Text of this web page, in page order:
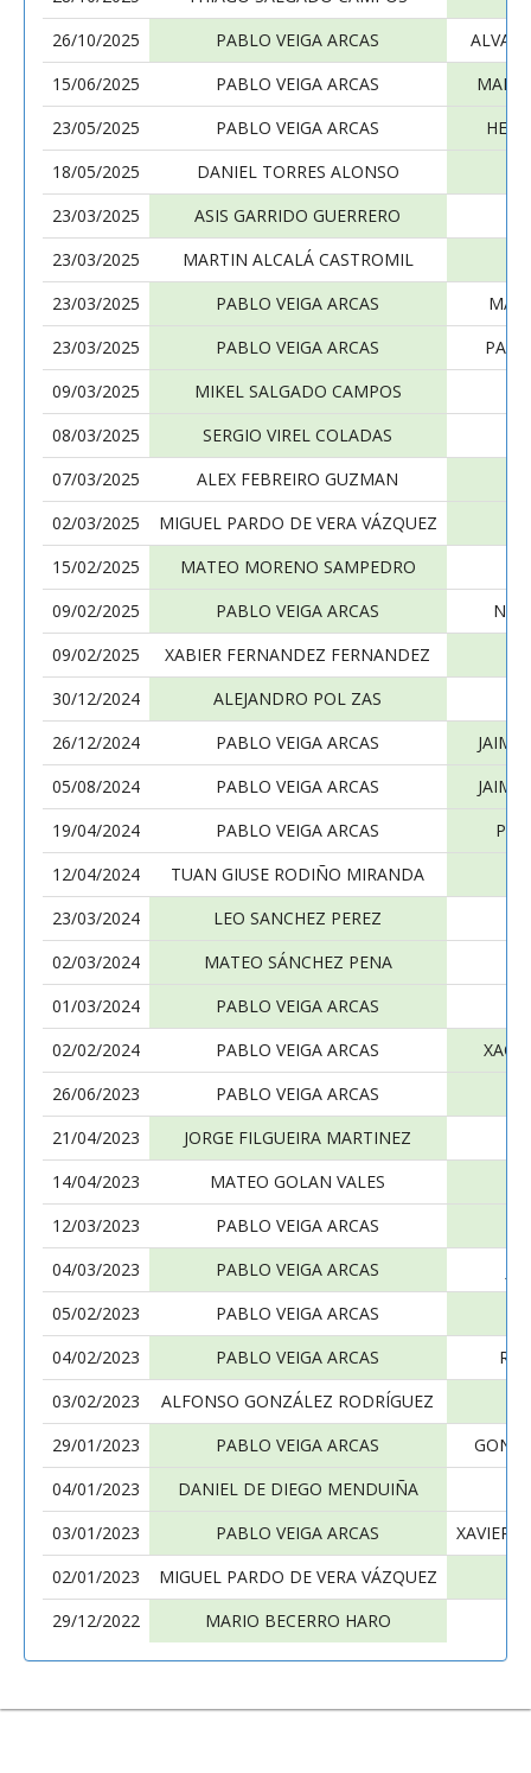
26/10/2025
PABLO VEIGA ARCAS
15/06/2025
PABLO VEIGA ARCAS
23/05/2025
PABLO VEIGA ARCAS
18/05/2025
DANIEL TORRES ALONSO
23/03/2025
ASIS GARRIDO GUERRERO
23/03/2025
MARTIN ALCALÁ CASTROMIL
23/03/2025
PABLO VEIGA ARCAS
MAX
23/03/2025
PABLO VEIGA ARCAS
09/03/2025
MIKEL SALGADO CAMPOS
08/03/2025
SERGIO VIREL COLADAS
07/03/2025
ALEX FEBREIRO GUZMAN
02/03/2025
MIGUEL PARDO DE VERA VÁZQUEZ
15/02/2025
MATEO MORENO SAMPEDRO
09/02/2025
PABLO VEIGA ARCAS
09/02/2025
XABIER FERNANDEZ FERNANDEZ
30/12/2024
ALEJANDRO POL ZAS
26/12/2024
PABLO VEIGA ARCAS
05/08/2024
PABLO VEIGA ARCAS
19/04/2024
PABLO VEIGA ARCAS
12/04/2024
TUAN GIUSE RODIÑO MIRANDA
23/03/2024
LEO SANCHEZ PEREZ
02/03/2024
MATEO SÁNCHEZ PENA
01/03/2024
PABLO VEIGA ARCAS
02/02/2024
PABLO VEIGA ARCAS
26/06/2023
PABLO VEIGA ARCAS
21/04/2023
JORGE FILGUEIRA MARTINEZ
14/04/2023
MATEO GOLAN VALES
12/03/2023
PABLO VEIGA ARCAS
04/03/2023
PABLO VEIGA ARCAS
05/02/2023
PABLO VEIGA ARCAS
04/02/2023
PABLO VEIGA ARCAS
03/02/2023
ALFONSO GONZÁLEZ RODRÍGUEZ
29/01/2023
PABLO VEIGA ARCAS
04/01/2023
DANIEL DE DIEGO MENDUIÑA
03/01/2023
PABLO VEIGA ARCAS
XAVIER
02/01/2023
MIGUEL PARDO DE VERA VÁZQUEZ
29/12/2022
MARIO BECERRO HARO